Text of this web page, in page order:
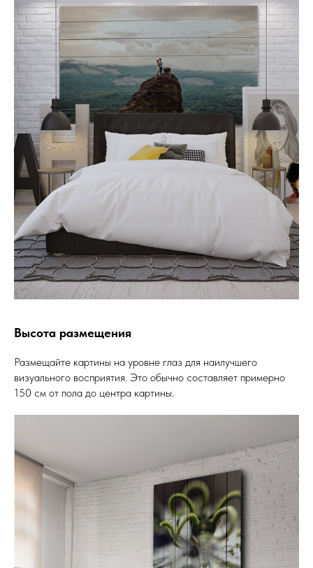
Высота размещения
Размещайте картины на уровне глаз для наилучшего
визуального восприятия. Это обычно составляет примерно
150 см от пола до центра картины.